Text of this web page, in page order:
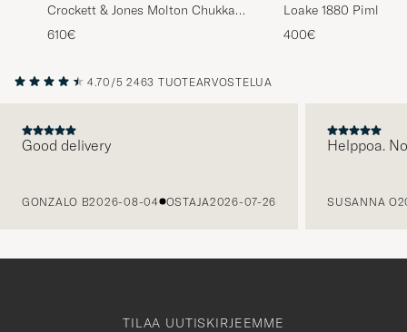
Crockett & Jones Molton Chukka
Dk Brown Rough-Out Suede
610€
Loake 1880 Pimlico
Brown Suede
400€
4.70/5 2463 TUOTEARVOSTELUA
Good delivery
GONZALO B2026-08-04 OSTAJA2026-07-26
Helppoa.
SUSANNA O
TILAA UUTISKIRJEEMME